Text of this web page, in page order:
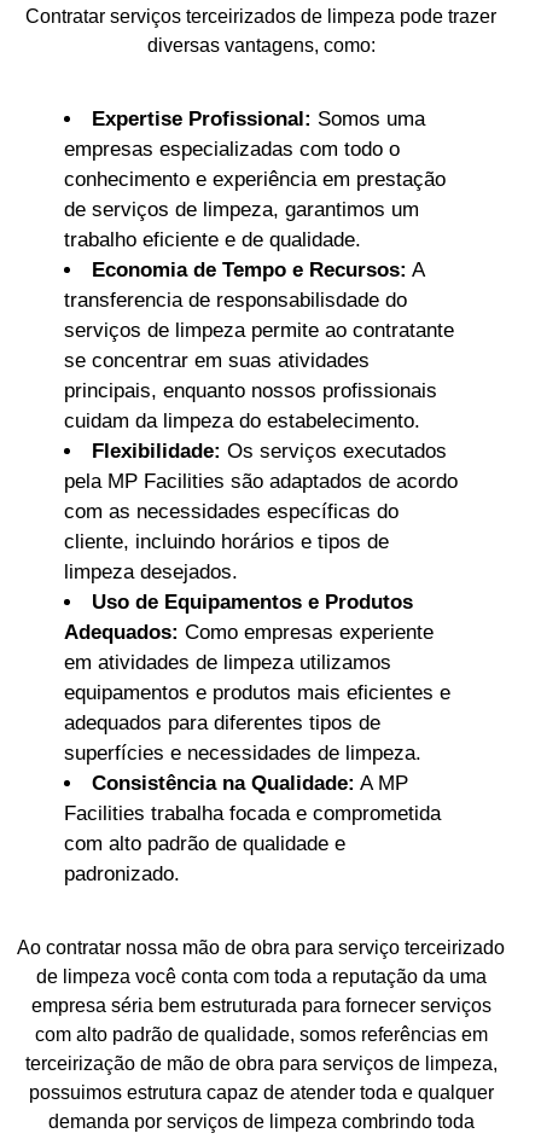
Contratar serviços terceirizados de limpeza pode trazer
diversas vantagens, como:
Expertise Profissional: Somos uma
empresas especializadas com todo o
conhecimento e experiência em prestação
de serviços de limpeza, garantimos um
trabalho eficiente e de qualidade.
Economia de Tempo e Recursos: A
transferencia de responsabilisdade do
serviços de limpeza permite ao contratante
se concentrar em suas atividades
principais, enquanto nossos profissionais
cuidam da limpeza do estabelecimento.
Flexibilidade: Os serviços executados
pela MP Facilities são adaptados de acordo
com as necessidades específicas do
cliente, incluindo horários e tipos de
limpeza desejados.
Uso de Equipamentos e Produtos
Adequados: Como empresas experiente
em atividades de limpeza utilizamos
equipamentos e produtos mais eficientes e
adequados para diferentes tipos de
superfícies e necessidades de limpeza.
Consistência na Qualidade: A MP
Facilities trabalha focada e comprometida
com alto padrão de qualidade e
padronizado.
Ao contratar nossa mão de obra para serviço terceirizado
de limpeza você conta com toda a reputação da uma
empresa séria bem estruturada para fornecer serviços
com alto padrão de qualidade, somos referências em
terceirização de mão de obra para serviços de limpeza,
possuimos estrutura capaz de atender toda e qualquer
demanda por serviços de limpeza combrindo toda